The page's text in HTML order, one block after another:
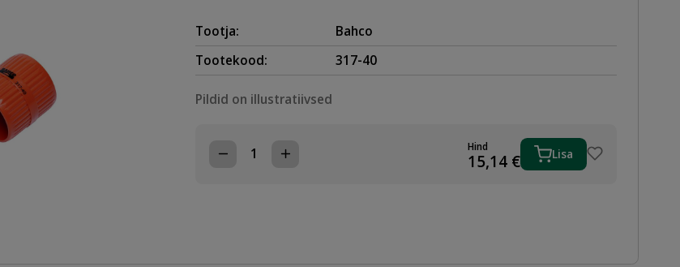
Tootja:
Bahco
Tootekood:
317-40
Pildid on illustratiivsed
FAASILÕIKUR
Hind
15,14 € Lisa